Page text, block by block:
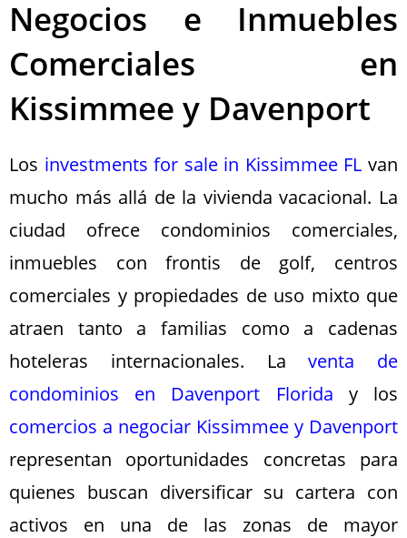
Negocios e Inmuebles
Comerciales en
Kissimmee y Davenport
Los investments for sale in Kissimmee FL van
mucho más allá de la vivienda vacacional. La
ciudad ofrece condominios comerciales,
inmuebles con frontis de golf, centros
comerciales y propiedades de uso mixto que
atraen tanto a familias como a cadenas
hoteleras internacionales. Laventa de
condominios en Davenport Florida y los
comercios a negociar Kissimmee y Davenport
representan oportunidades concretas para
quienes buscan diversificar su cartera con
activos en una de las zonas de mayor